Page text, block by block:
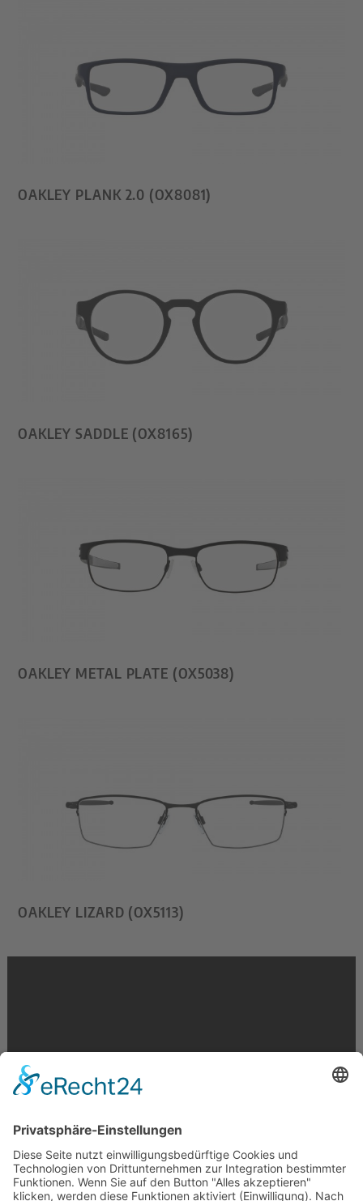
OAKLEY PLANK 2.0 (OX8081)
OAKLEY SADDLE (OX8165)
OAKLEY METAL PLATE (OX5038)
OAKLEY LIZARD (OX5113)